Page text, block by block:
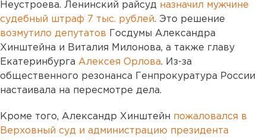
Неустроева. Ленинский райсуд назначил мужчине
судебный штраф 7 тыс. рублей. Это решение
возмутило депутатов Госдумы Александра
Хинштейна и Виталия Милонова, а также главу
Екатеринбурга Алексея Орлова. Из-за
общественного резонанса Генпрокуратура России
настаивала на пересмотре дела.
Кроме того, Александр Хинштейн пожаловался в
Верховный суд и администрацию президента